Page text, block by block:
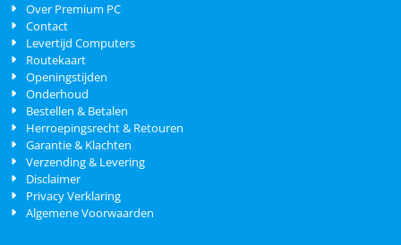
Over Premium PC
Contact
Levertijd Computers
Routekaart
Openingstijden
Onderhoud
Bestellen & Betalen
Herroepingsrecht & Retouren
Garantie & Klachten
Verzending & Levering
Disclaimer
Privacy Verklaring
Algemene Voorwaarden